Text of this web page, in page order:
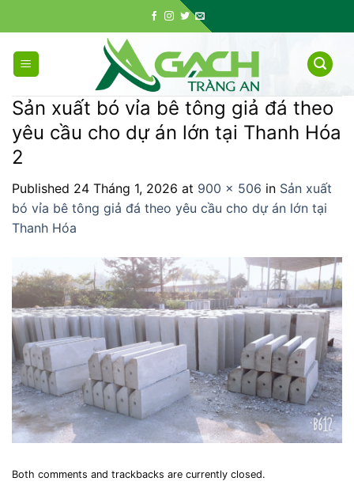
to
content
Sản xuất bó vỉa bê tông giả đá theo
yêu cầu cho dự án lớn tại Thanh Hóa
2
Published 24 Tháng 1, 2026 at 900 × 506 in Sản xuất
bó vỉa bê tông giả đá theo yêu cầu cho dự án lớn tại
Thanh Hóa
Both comments and trackbacks are currently closed.